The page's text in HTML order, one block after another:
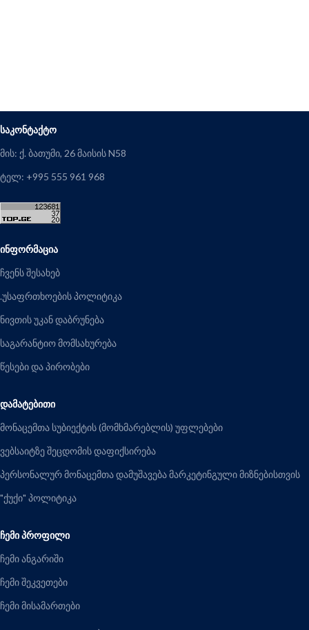
ᲡᲐᲙᲝᲜᲢᲐᲥᲢᲝ
მის: ქ. ბათუმი, 26 მაისის N58
ტელ: +995 555 961 968
ᲘᲜᲤᲝᲠᲛᲐᲪᲘᲐ
ჩვენს შესახებ
.უსაფრთხოების პოლიტიკა
ნივთის უკან დაბრუნება
საგარანტიო მომსახურება
წესები და პირობები
ᲓᲐᲛᲐᲢᲔᲑᲘᲗᲘ
მონაცემთა სუბიექტის (მომხმარებლის) უფლებები
ვებსაიტზე შეცდომის დაფიქსირება
პერსონალურ მონაცემთა დამუშავება მარკეტინგული მიზნებისთვის
"ქუქი" პოლიტიკა
ᲩᲔᲛᲘ ᲞᲠᲝᲤᲘᲚᲘ
ჩემი ანგარიში
ჩემი შეკვეთები
ჩემი მისამართები